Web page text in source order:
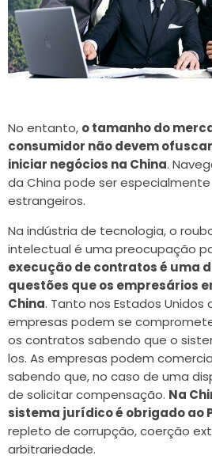
No entanto, o tamanho do
consumidor não devem
iniciar negócios na China.
da China pode ser
estrangeiros.
Na indústria de tecnologia, o
intelectual é uma preocupação
execução de contratos é uma
questões que os empresários
China. Tanto nos Estados Unidos
empresas podem se
os contratos sabendo que o
los. As empresas podem
sabendo que, no caso de uma
de solicitar compensação. Na
sistema jurídico é obrigado ao
repleto de corrupção, coerção
arbitrariedade.